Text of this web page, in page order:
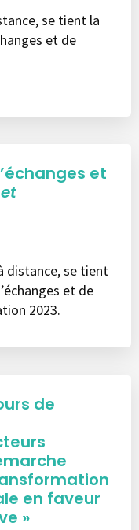
se tient la
et de
et
distance, se tient
et de
2023.
de
en faveur
»